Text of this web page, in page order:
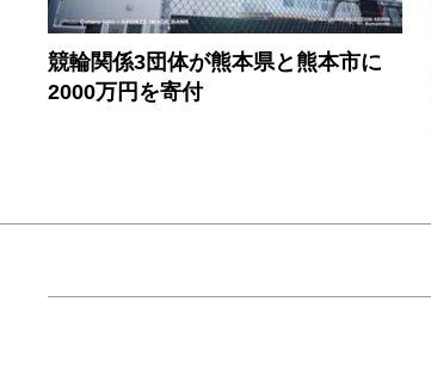
競輪関係3団体が熊本県と熊本市に
2000万円を寄付